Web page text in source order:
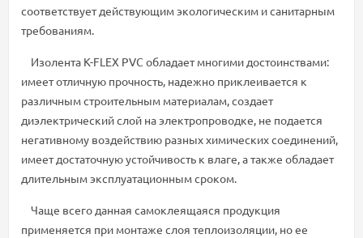
соответствует действующим экологическим и санитарным
требованиям.
Изолента K-FLEX PVC обладает многими достоинствами:
имеет отличную прочность, надежно приклеивается к
различным строительным материалам, создает
диэлектрический слой на электропроводке, не подается
негативному воздействию разных химических соединений,
имеет достаточную устойчивость к влаге, а также обладает
длительным эксплуатационным сроком.
Чаще всего данная самоклеящаяся продукция
применяется при монтаже слоя теплоизоляции, но ее